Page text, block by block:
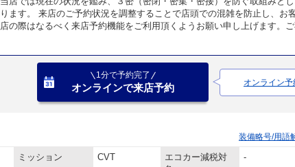
ります。 来店のご予約状況を調整することで店頭での混雑を防止し、
店の際はなるべく来店予約機能をご利用頂くようお願い申し上げます。
1分で予約完了
オンラインで来店予約 オンライン予
装備略号/用語
ミッション CVT
エコカー減税対
-